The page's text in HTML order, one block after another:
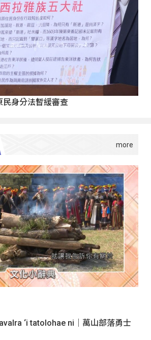
身分法暫緩審查
‘i tatolohae ni｜萬山部落勇士